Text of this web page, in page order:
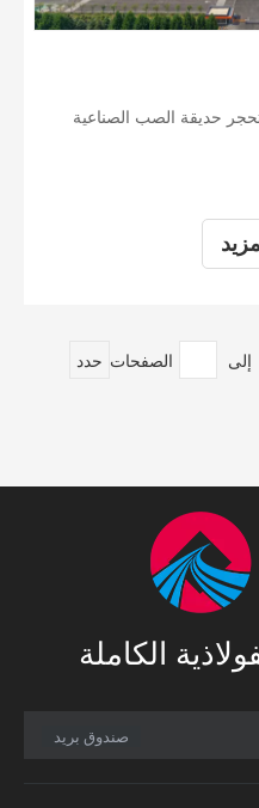
الصفحات حدد
الكاملة
صندوق بريد